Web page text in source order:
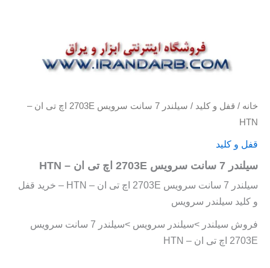
خانه / قفل و کلید
/ سیلندر 7 سانت سرویس 2703E اچ تی ان –
HTN
قفل و کلید
سیلندر 7 سانت سرویس 2703E اچ تی ان – HTN
سیلندر 7 سانت سرویس 2703E اچ تی ان – HTN – خرید قفل
و کلید سیلندر سرویس
فروش سیلندر >سیلندر سرویس >سیلندر 7 سانت سرویس
2703E اچ تی ان – HTN